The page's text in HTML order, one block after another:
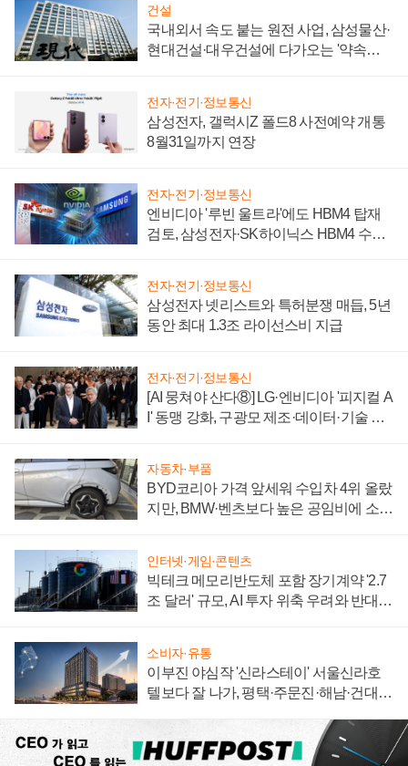
건설
국내외서 속도 붙는 원전 사업, 삼성물산·
현대건설·대우건설에 다가오는 '약속의
전자·전기·정보통신
삼성전자, 갤럭시Z 폴드8 사전예약 개통
8월31일까지 연장
전자·전기·정보통신
엔비디아 '루빈 울트라'에도 HBM4 탑재
검토, 삼성전자·SK하이닉스 HBM4 수율
전자·전기·정보통신
삼성전자 넷리스트와 특허분쟁 매듭, 5년
동안 최대 1.3조 라이선스비 지급
전자·전기·정보통신
[AI 뭉쳐야 산다⑧] LG·엔비디아 '피지컬 A
I' 동맹 강화, 구광모 제조·데이터·기술 결
자동차·부품
BYD코리아 가격 앞세워 수입차 4위 올랐
지만, BMW·벤츠보다 높은 공임비에 소비
인터넷·게임·콘텐츠
빅테크 메모리반도체 포함 장기계약 '2.7
조 달러' 규모, AI 투자 위축 우려와 반대
소비자·유통
이부진 야심작 '신라스테이' 서울신라호
텔보다 잘 나가, 평택·주문진·해남·건대로